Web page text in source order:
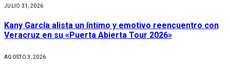
JULIO 31, 2026
Kany García alista un íntimo y emotivo reencuentro con
Veracruz en su «Puerta Abierta Tour 2026»
AGOSTO 3, 2026